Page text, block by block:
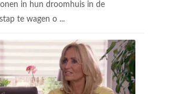
in hun droomhuis in de
te wagen o ...